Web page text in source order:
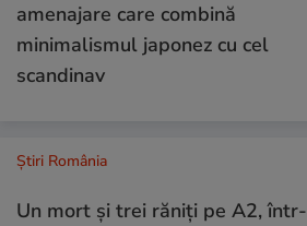
amenajare care combină
minimalismul japonez cu cel
scandinav
Știri România
Un mort și trei răniți pe A2, într-